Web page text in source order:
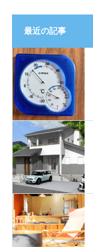
最近の記事